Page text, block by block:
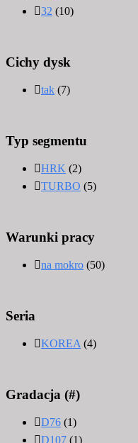
32 (10)
Cichy dysk
tak (7)
Typ segmentu
HRK (2)
TURBO (5)
Warunki pracy
na mokro (50)
Seria
KOREA (4)
Gradacja (#)
D76 (1)
D107 (1)